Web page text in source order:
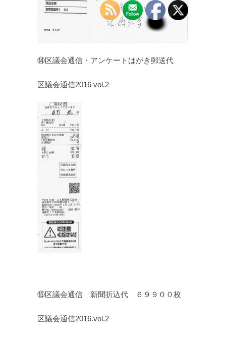
⑭区議会通信・アンケートはがき郵送代
区議会通信2016 vol.2
⑮区議会通信 新聞折込代 ６９９００枚
区議会通信2016.vol.2